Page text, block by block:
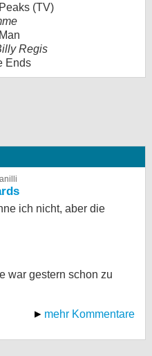
(TV)
Regis
Ends
ich nicht, aber die
war gestern schon zu
mehr Kommentare